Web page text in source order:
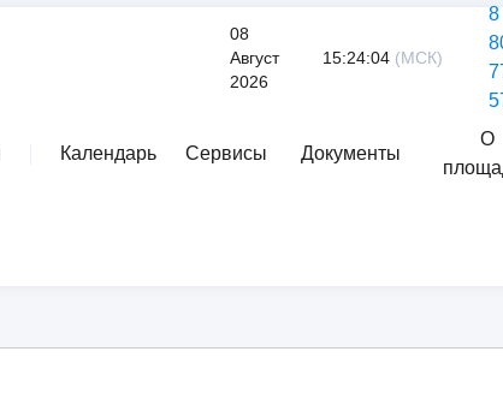
08
Август
2026
15:24:04 (МСК)
8
Календарь Сервисы Документы
О